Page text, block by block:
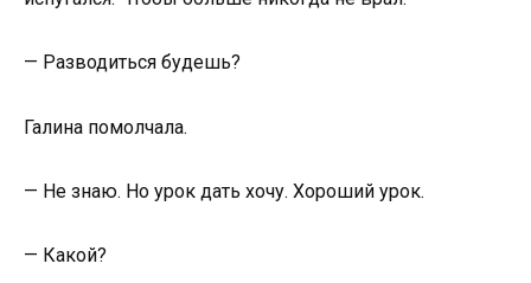
— Разводиться будешь?
Галина помолчала.
— Не знаю. Но урок дать хочу. Хороший урок.
— Какой?